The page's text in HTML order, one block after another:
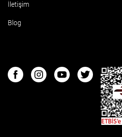
İletişim
Blog
FacebookInstagramYoutubeTwitter
ETBIS